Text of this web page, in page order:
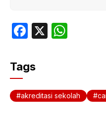
F
c
e
b
X
A
Tags
akreditasi sekolah